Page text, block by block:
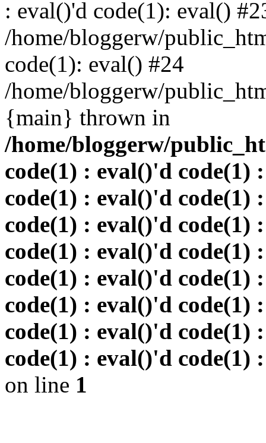
: eval()'d code(1): eval()
/home/bloggerw/
code(1): eval() #24
/home/bloggerw/
{main} thrown in
/home/bloggerw/
code(1) : eval()'d code(1)
code(1) : eval()'d code(1)
code(1) : eval()'d code(1)
code(1) : eval()'d code(1)
code(1) : eval()'d code(1)
code(1) : eval()'d code(1)
code(1) : eval()'d code(1)
code(1) : eval()'d code(1)
on line 1